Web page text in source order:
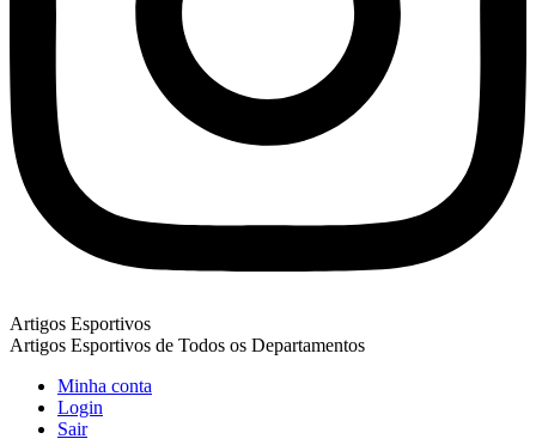
Artigos Esportivos
Artigos Esportivos de Todos os Departamentos
Minha conta
Login
Sair